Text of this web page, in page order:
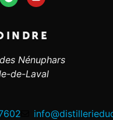
Nénuphars
de-Laval